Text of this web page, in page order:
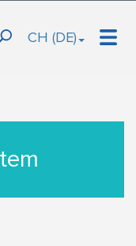
CH (DE)